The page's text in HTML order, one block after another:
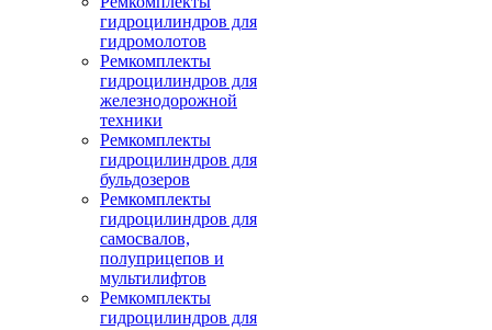
гидроцилиндров для
гидромолотов
Ремкомплекты
гидроцилиндров для
железнодорожной
техники
Ремкомплекты
гидроцилиндров для
бульдозеров
Ремкомплекты
гидроцилиндров для
самосвалов,
полуприцепов и
мультилифтов
Ремкомплекты
гидроцилиндров для